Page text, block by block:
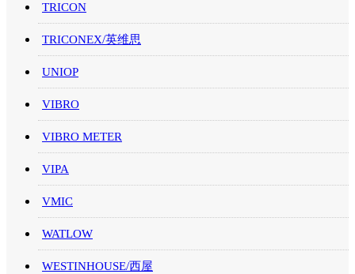
TRICON
TRICONEX/英维思
UNIOP
VIBRO
VIBRO METER
VIPA
VMIC
WATLOW
WESTINHOUSE/西屋